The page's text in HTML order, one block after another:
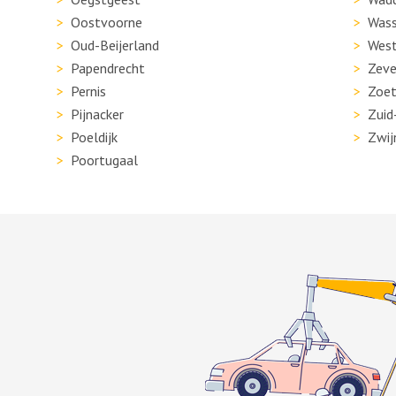
Oostvoorne
Oud-Beijerland
Papendrecht
Pernis
Pijnacker
Poeldijk
Poortugaal